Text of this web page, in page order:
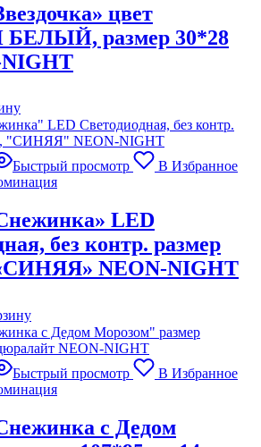
цвет
размер 30*28
Быстрый просмотр
В Избранное
LED
без контр. размер
NEON-NIGHT
Быстрый просмотр
В Избранное
с Дедом